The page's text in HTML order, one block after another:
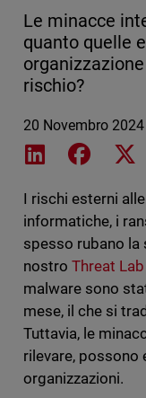
Le minacce
quanto quelle
rischio?
20 Novembro 2024
Share onShare
I rischi esterni
informatiche, i
spesso rubano la
nostro Threat Lab
malware sono
mese, il che si
Tuttavia, le
rilevare, possono
organizzazioni.